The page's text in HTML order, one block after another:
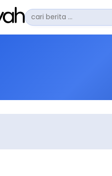
Pencarian
untuk: